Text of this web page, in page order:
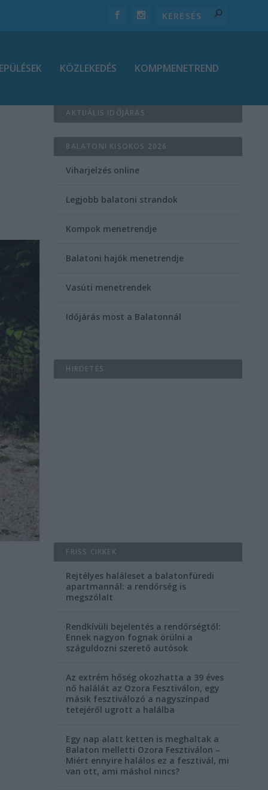
KÖZLEKEDÉS KOMPMENETREND
AKTUÁLIS IDŐJÁRÁS
BALATONI KISOKOS 2026
Viharjelzés online
Legjobb balatoni strandok
Kompok menetrendje
Balatoni hajók menetrendje
Vasúti menetrendek
Időjárás most a Balatonnál
HIRDETÉS
FRISS CIKKEK
Rejtélyes haláleset a balatonfüredi
apartmannál: a rendőrség is
megszólalt
Rendkívüli bejelentés a rendőrségtől:
Ennek nagyon fognak örülni a
száguldozni szerető autósok
Az extrém hőség okozhatta a 39 éves
nő halálát az Ozora Fesztiválon, egy
másik fesztiválozó a nagyszínpad
tetejéről ugrott a halálba
Egy nap alatt ketten is meghaltak a
Balaton melletti Ozora Fesztiválon –
Miért ennyire halálos ez a fesztivál, mi
van ott, ami máshol nincs?